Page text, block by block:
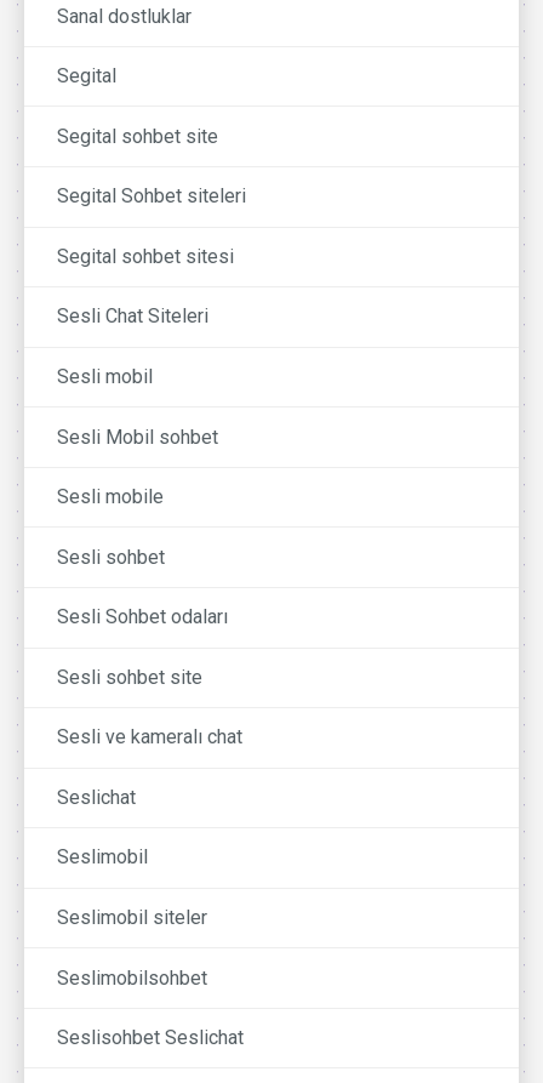
Sanal dostluklar
Segital
Segital sohbet site
Segital Sohbet siteleri
Segital sohbet sitesi
Sesli Chat Siteleri
Sesli mobil
Sesli Mobil sohbet
Sesli mobile
Sesli sohbet
Sesli Sohbet odaları
Sesli sohbet site
Sesli ve kameralı chat
Seslichat
Seslimobil
Seslimobil siteler
Seslimobilsohbet
Seslisohbet Seslichat